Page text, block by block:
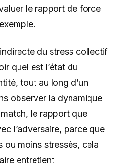
le rapport de force
du stress collectif
quel est l’état du
tout au long d’un
observer la dynamique
le rapport que
l’adversaire, parce que
ou moins stressés, cela
entretient